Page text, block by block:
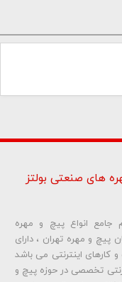
های صنعتی بولتز
جامع انواع پیچ و مهره
پیچ و مهره تهران ، دارای
و کارهای اینترنتی می باشد
تخصصی در حوزه پیچ و